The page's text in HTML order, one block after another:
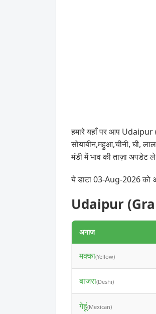
हमारे यहाँ पर आप Udaipur
सोयाबीन,महुआ,चीनी, घी,
मंडी में भाव की ताज़ा
ये डाटा 03-Aug-2026 को
Udaipur
अनाज
मक्का(Yellow)
बाजरा(Deshi)
गेहूं(Mexican)